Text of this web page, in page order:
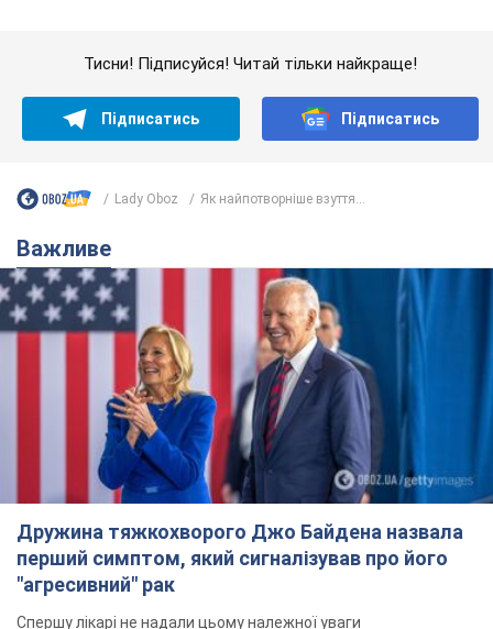
Дружина тяжкохворого Джо Байдена назвала
перший симптом, який сигналізував про його
"агресивний" рак
Спершу лікарі не надали цьому належної уваги
6.08.2026 12:46 16,3 т.
Відпустка Лесі Нікітюк у Карпатах
обернулася скандалом: чому ведучу
несправедливо захейтили
Знаменитість вийшла на пряму комунікацію в